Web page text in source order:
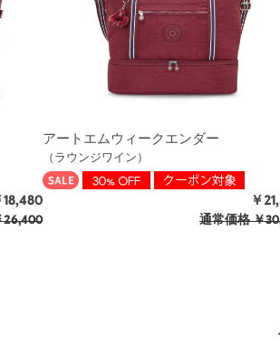
18,480
アートエムウィークエンダー
（ラウンジワイン）
￥
通常価格￥